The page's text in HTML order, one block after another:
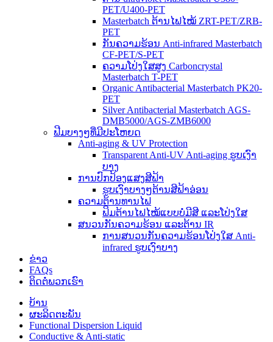
PET/U400-PET
Masterbatch ຕ້ານໄຟໄໝ້ ZRT-PET/ZRB-
PET
ກັນຄວາມຮ້ອນ Anti-infrared Masterbatch
CF-PET/S-PET
ຄວາມໂປ່ງໃສສູງ Carboncrystal
Masterbatch T-PET
Organic Antibacterial Masterbatch PK20-
PET
Silver Antibacterial Masterbatch AGS-
DMB5000/AGS-ZMB6000
ຟີມບາງໆທີ່ມີປະໂຫຍດ
Anti-aging & UV Protection
Transparent Anti-UV Anti-aging ຮູບເງົາ
ບາງ
ການປົກປ້ອງແສງສີຟ້າ
ຮູບເງົາບາງໆຕ້ານສີຟ້າອ່ອນ
ຄວາມຕ້ານທານໄຟ
ຟິມຕ້ານໄຟໄໝ້ແບບບໍ່ມີສີ ແລະໂປ່ງໃສ
ສນວນກັນຄວາມຮ້ອນ ແລະຕ້ານ IR
ການສນວນກັນຄວາມຮ້ອນໂປ່ງໃສ Anti-
infrared ຮູບເງົາບາງ
ຂ່າວ
FAQs
ຕິດ​ຕໍ່​ພວກ​ເຮົາ
ບ້ານ
ຜະລິດຕະພັນ
Functional Dispersion Liquid
Conductive & Anti-static